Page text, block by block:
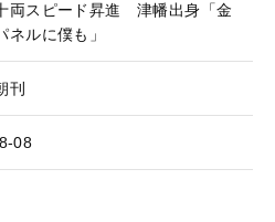
両スピード昇進 津幡出身「金
ネルに僕も」
刊
08